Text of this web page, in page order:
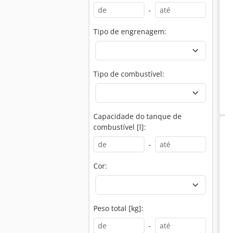
-
Tipo de engrenagem:
Tipo de combustível:
Capacidade do tanque de
combustível [l]:
-
Cor:
Peso total [kg]:
-